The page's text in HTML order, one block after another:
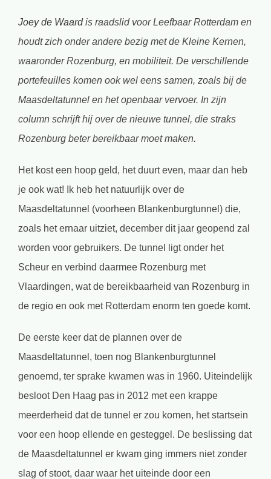
grotere
afbeelding
Joey de Waardis raadslid voor Leefbaar Rotterdam en
houdt zich onder andere bezig met de Kleine Kernen,
waaronder Rozenburg, en mobiliteit. De verschillende
portefeuilles komen ook wel eens samen, zoals bij de
Maasdeltatunnel en het openbaar vervoer. In zijn
column schrijft hij over de nieuwe tunnel, die straks
Rozenburg beter bereikbaar moet maken.
Het kost een hoop geld, het duurt even, maar dan heb
je ook wat! Ik heb het natuurlijk over de
Maasdeltatunnel (voorheen Blankenburgtunnel) die,
zoals het ernaar uitziet, december dit jaar geopend zal
worden voor gebruikers. De tunnel ligt onder het
Scheur en verbind daarmee Rozenburg met
Vlaardingen, wat de bereikbaarheid van Rozenburg in
de regio en ook met Rotterdam enorm ten goede komt.
De eerste keer dat de plannen over de
Maasdeltatunnel, toen nog Blankenburgtunnel
genoemd, ter sprake kwamen was in 1960. Uiteindelijk
besloot Den Haag pas in 2012 met een krappe
meerderheid dat de tunnel er zou komen, het startsein
voor een hoop ellende en gesteggel. De beslissing dat
de Maasdeltatunnel er kwam ging immers niet zonder
slag of stoot, daar waar het uiteinde door een